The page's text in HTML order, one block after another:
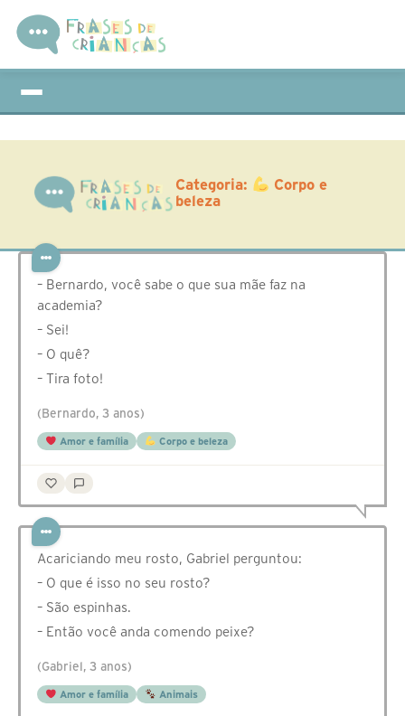
Categoria:
Corpo e
beleza
– Bernardo, você sabe o que sua mãe faz na
academia?
– Sei!
– O quê?
– Tira foto!
(Bernardo, 3 anos)
Amor e família Corpo e beleza
Acariciando meu rosto, Gabriel perguntou:
– O que é isso no seu rosto?
– São espinhas.
– Então você anda comendo peixe?
(Gabriel, 3 anos)
Amor e família Animais